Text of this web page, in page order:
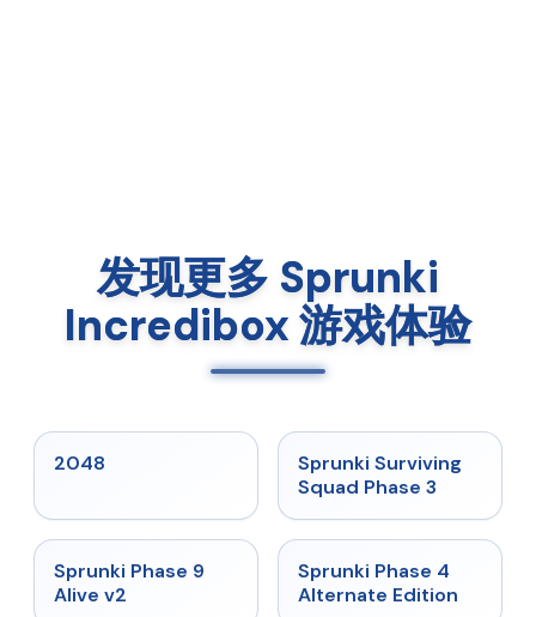
发现更多 Sprunki
Incredibox 游戏体验
2048 ★ 4.7
Sprunki Surviving
Squad Phase 3
★
Sprunki Phase 9
Alive v2
★
Sprunki Phase 4
Alternate Edition